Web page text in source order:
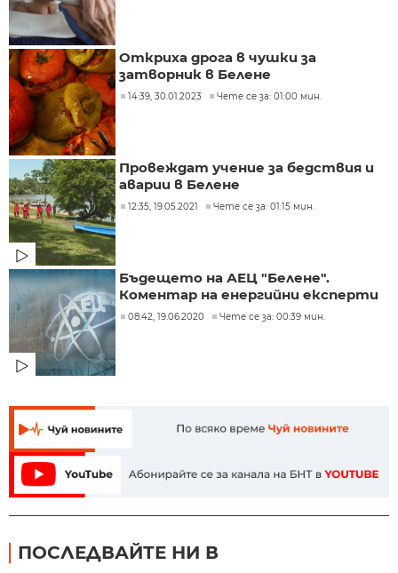
Откриха дрога в чушки за
затворник в Белене
14:39, 30.01.2023 Чете се за: 01:00 мин.
Провеждат учение за бедствия и
аварии в Белене
12:35, 19.05.2021 Чете се за: 01:15 мин.
Бъдещето на АЕЦ "Белене".
Коментар на енергийни експерти
08:42, 19.06.2020 Чете се за: 00:39 мин.
ПОСЛЕДВАЙТЕ НИ В